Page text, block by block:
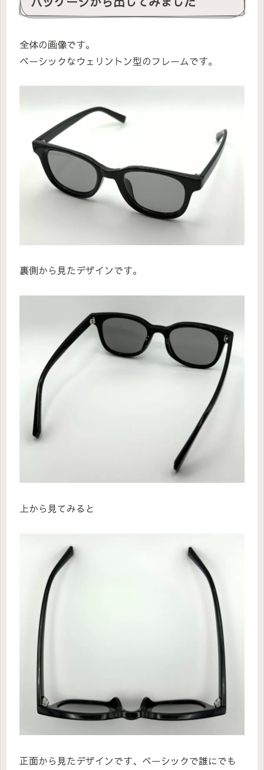
全体の画像です。
ベーシックなウェリントン型のフレームです。
裏側から見たデザインです。
上から見てみると
正面から見たデザインです、ベーシックで誰にでも